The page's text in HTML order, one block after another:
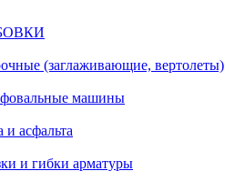
(заглаживающие, вертолеты)
машины
и асфальта
и гибки арматуры